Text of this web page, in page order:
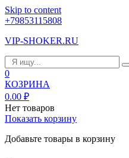
Skip to content
+79853115808
VIP-SHOKER.RU
0
КОЗРИНА
0.00 ₽
Нет товаров
Показать корзину
Добавьте товары в корзину